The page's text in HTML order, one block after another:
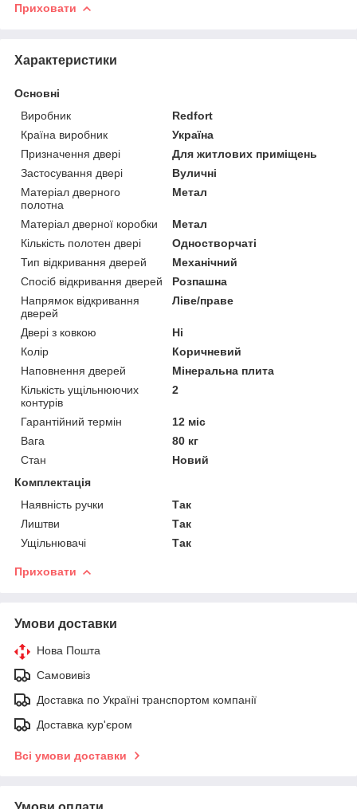
Приховати
Характеристики
Основні
Виробник
Redfort
Країна виробник
Україна
Призначення двері
Для житлових приміщень
Застосування двері
Вуличні
Матеріал дверного
полотна
Метал
Матеріал дверної коробки
Метал
Кількість полотен двері
Одностворчаті
Тип відкривання дверей
Механічний
Спосіб відкривання дверей
Розпашна
Напрямок відкривання
дверей
Ліве/праве
Двері з ковкою
Ні
Колір
Коричневий
Наповнення дверей
Мінеральна плита
Кількість ущільнюючих
контурів
2
Гарантійний термін
12 міс
Вага
80 кг
Стан
Новий
Комплектація
Наявність ручки
Так
Лиштви
Так
Ущільнювачі
Так
Приховати
Умови доставки
Нова Пошта
Самовивіз
Доставка по Україні транспортом компанії
Доставка кур'єром
Всі умови доставки